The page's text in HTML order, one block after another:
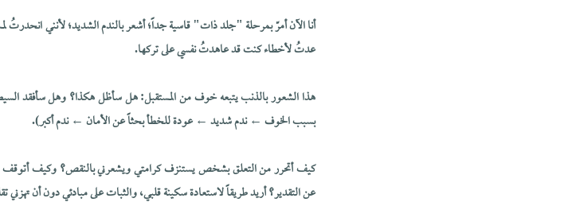
أنا الآن أمرّ بمرحلة "جلد ذات" قاسية جداً؛ أشعر بالندم الشديد؛ لأنني انحدرتُ
عدتُ لأخطاء كنت قد عاهدتُ نفسي على تركها.
هذا الشعور بالذنب يتبعه خوف من المستقبل: هل سأظل هكذا؟ وهل سأفقد
بسبب الخوف ← ندم شديد ← عودة للخطأ بحثاً عن الأمان ← ندم أكبر).
كيف أتحرر من التعلق بشخص يستنزف كرامتي ويشعرني بالنقص؟ وكيف
عن التقدير؟ أريد طريقاً لاستعادة سكينة قلبي، والثبات على مبادئي دون أن تهزني